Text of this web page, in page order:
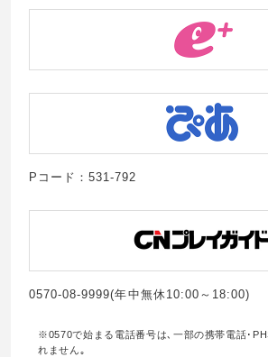
Pコード：531-792
0570-08-9999(年中無休10:00～18:00)
※0570で始まる電話番号は､一部の携帯電話･
れません｡